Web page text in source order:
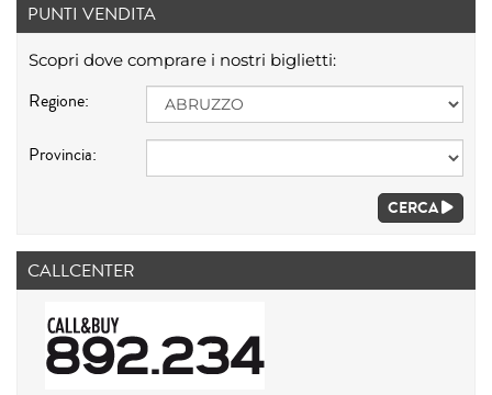
PUNTI VENDITA
Scopri dove comprare i nostri biglietti:
Regione:
Provincia:
CERCA
CALLCENTER